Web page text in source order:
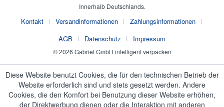
Innerhalb Deutschlands.
Kontakt Versandinformationen
Zahlungsinformationen
AGB
Datenschutz Impressum
© 2026 Gabriel GmbH intelligent verpacken
Diese Website benutzt Cookies, die für den technischen Betrieb der
Website erforderlich sind und stets gesetzt werden. Andere
Cookies, die den Komfort bei Benutzung dieser Website erhöhen,
der Direktwerbung dienen oder die Interaktion mit anderen